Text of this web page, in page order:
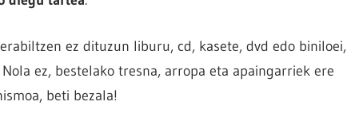
ez dituzun liburu, cd, kasete, dvd edo biniloei,
ez, bestelako tresna, arropa eta apaingarriek ere
beti bezala!